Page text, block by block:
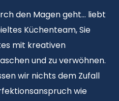
den Magen geht… liebt
Küchenteam, Sie
mit kreativen
und zu verwöhnen.
wir nichts dem Zufall
wie